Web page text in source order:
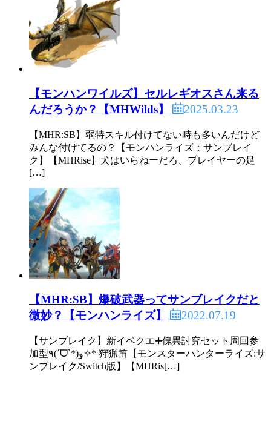
【モンハンワイルズ】セルレギオスさん来る
んだろうか？【MHWilds】
2025.03.23
【MHR:SB】弱特スキル付けてない時も多いんだけど
みんな付けてるの？【モンハンライズ：サンブレイ
ク】【MHRise】犬はいらねーだろ、プレイヤーの足
[…]
【MHR:SB】爆破武器ってサンブレイクだと
微妙？【モンハンライズ】
2022.07.19
【サンブレイク】新イベクエ➕傀異討究セット周回参
加型٩(ˊᗜˋ*)و✧* 狩猟笛【モンスターハンターライズ:サ
ンブレイク/Switch版】【MHRis[…]